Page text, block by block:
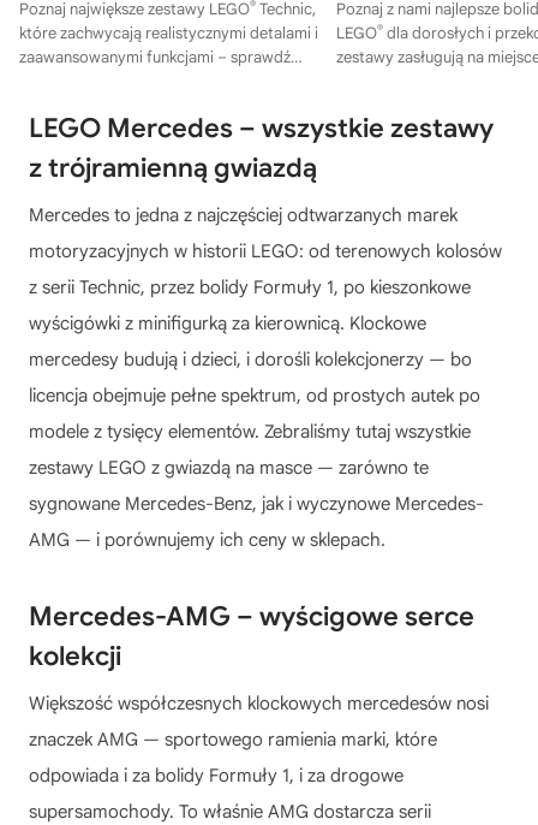
Poznaj największe zestawy LEGO® Technic,
które zachwycają realistycznymi detalami i
zaawansowanymi funkcjami – sprawdź
Poznaj z nami najlepsze
LEGO® dla dorosłych i
zestawy zasługują na
LEGO Mercedes – wszystkie zestawy
z trójramienną gwiazdą
Mercedes to jedna z najczęściej odtwarzanych marek
motoryzacyjnych w historii LEGO: od terenowych kolosów
z serii Technic, przez bolidy Formuły 1, po kieszonkowe
wyścigówki z minifigurką za kierownicą. Klockowe
mercedesy budują i dzieci, i dorośli kolekcjonerzy — bo
licencja obejmuje pełne spektrum, od prostych autek po
modele z tysięcy elementów. Zebraliśmy tutaj wszystkie
zestawy LEGO z gwiazdą na masce — zarówno te
sygnowane Mercedes-Benz, jak i wyczynowe Mercedes-
AMG — i porównujemy ich ceny w sklepach.
Mercedes-AMG – wyścigowe serce
kolekcji
Większość współczesnych klockowych mercedesów nosi
znaczek AMG — sportowego ramienia marki, które
odpowiada i za bolidy Formuły 1, i za drogowe
supersamochody. To właśnie AMG dostarcza serii